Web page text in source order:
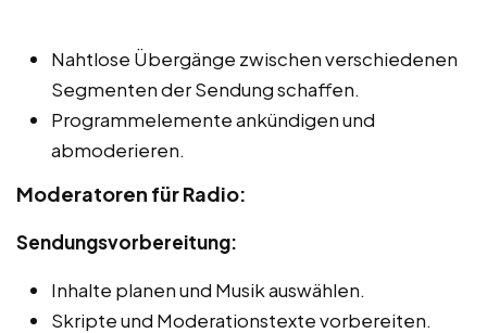
Nahtlose Übergänge zwischen verschiedenen
Segmenten der Sendung schaffen.
Programmelemente ankündigen und
abmoderieren.
Moderatoren für Radio:
Sendungsvorbereitung:
Inhalte planen und Musik auswählen.
Skripte und Moderationstexte vorbereiten.